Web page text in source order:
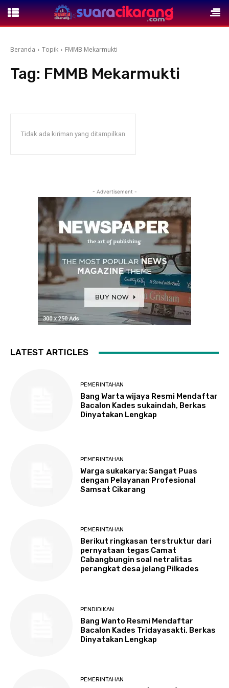
Beranda Topik FMMB Mekarmukti
Tag: FMMB Mekarmukti
Tidak ada kiriman yang ditampilkan
- Advertisement -
LATEST ARTICLES
PEMERINTAHAN
Bang Warta wijaya Resmi Mendaftar
Bacalon Kades sukaindah, Berkas
Dinyatakan Lengkap
PEMERINTAHAN
Warga sukakarya: Sangat Puas
dengan Pelayanan Profesional
Samsat Cikarang
PEMERINTAHAN
Berikut ringkasan terstruktur dari
pernyataan tegas Camat
Cabangbungin soal netralitas
perangkat desa jelang Pilkades
PENDIDIKAN
Bang Wanto Resmi Mendaftar
Bacalon Kades Tridayasakti, Berkas
Dinyatakan Lengkap
PEMERINTAHAN